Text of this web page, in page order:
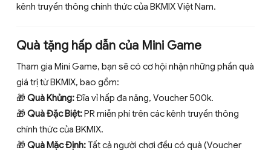
kênh truyền thông chính thức của BKMIX Việt Nam.
Quà tặng hấp dẫn của Mini Game
Tham gia Mini Game, bạn sẽ có cơ hội nhận những phần quà
giá trị từ BKMIX, bao gồm:
🎁 Quà Khủng:Đĩa vỉ hấp đa năng, Voucher 500k.
🎁 Quà Đặc Biệt:PR miễn phí trên các kênh truyền thông
chính thức của BKMIX.
🎁 Quà Mặc Định:Tất cả người chơi đều có quà (Voucher